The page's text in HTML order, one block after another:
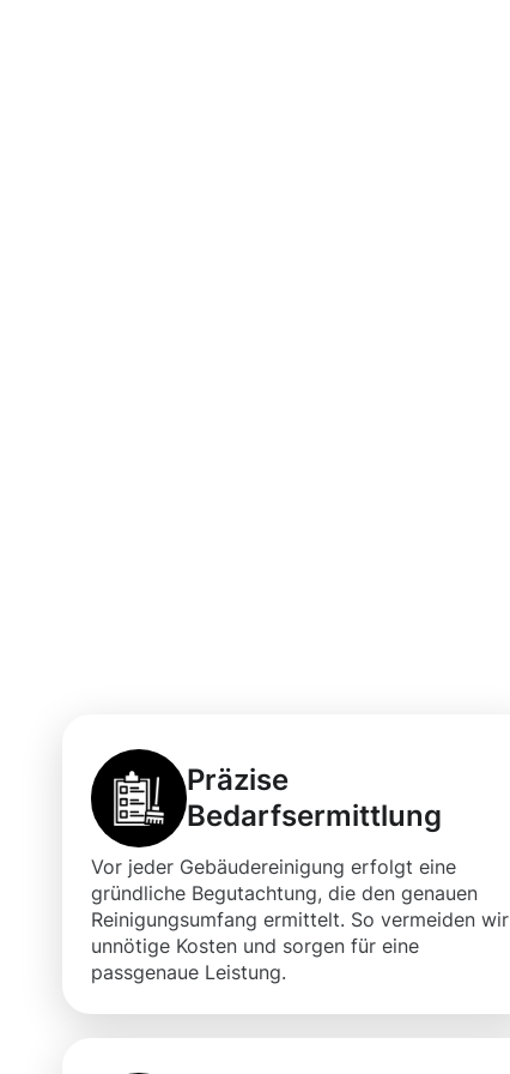
Präzise
Bedarfsermittlung
Vor jeder Gebäudereinigung erfolgt eine
gründliche Begutachtung, die den genauen
Reinigungsumfang ermittelt. So vermeiden wir
unnötige Kosten und sorgen für eine
passgenaue Leistung.